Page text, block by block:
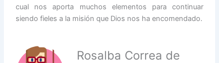
cual nos aporta muchos elementos para continuar
siendo fieles a la misión que Dios nos ha encomendado.
Rosalba Correa de